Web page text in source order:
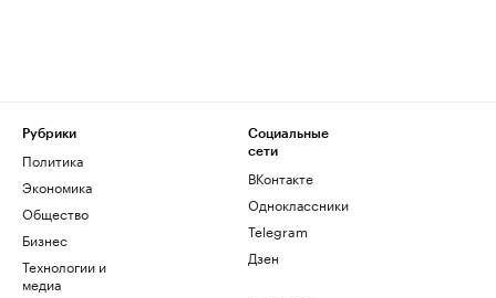
Рубрики
Политика
Экономика
Общество
Бизнес
Технологии и
медиа
Социальные
сети
ВКонтакте
Одноклассники
Telegram
Дзен